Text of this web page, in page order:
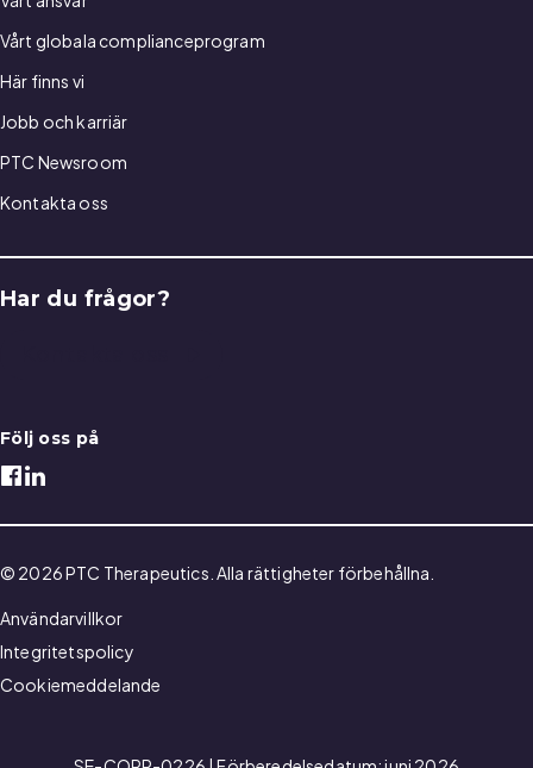
Vårt globala complianceprogram
Här finns vi
Jobb och karriär
PTC Newsroom
Kontakta oss
Har du frågor?
Följ oss på
© 2026 PTC Therapeutics. Alla rättigheter förbehållna.
Användarvillkor
Integritetspolicy
Cookiemeddelande